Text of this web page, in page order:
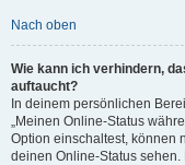
Nach oben
Wie kann ich verhindern,
auftaucht?
In deinem persönlichen
„Meinen Online-Status
Option einschaltest, können
deinen Online-Status